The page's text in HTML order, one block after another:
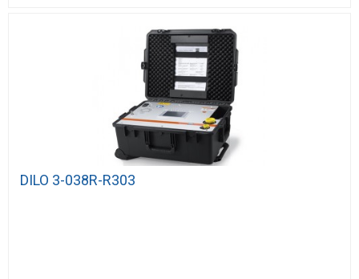
DILO 3-038R-R303